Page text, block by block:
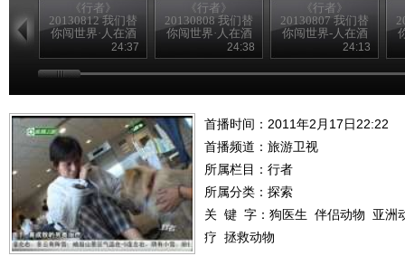
《行者》
20130812 我们替
你闯世界·人在酒
途（下）24:37
《行者》
20130808 我们替
你闯世界·人在酒
途（中）24:38
《行者》
20130807 我们替
你闯世界-人在酒
途（上）24:13
首播时间：2011年2月17日22:22
首播频道： 旅游卫视
所属栏目： 行者
所属分类：探索
关 键 字： 狗医生 伴侣动物
亚洲
疗 拯救动物